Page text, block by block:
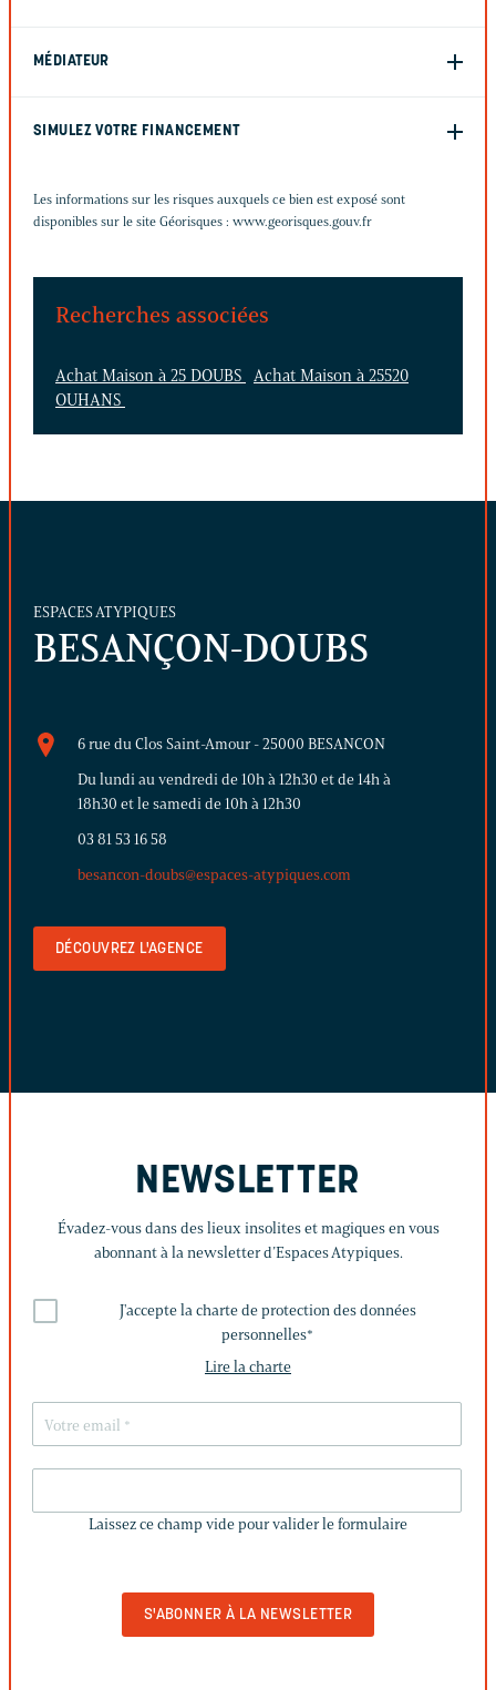
MÉDIATEUR
SIMULEZ VOTRE FINANCEMENT
Les informations sur les risques auxquels ce bien est exposé sont
disponibles sur le site Géorisques : www.georisques.gouv.fr
Recherches associées
Achat Maison à 25 DOUBS
Achat Maison à 25520
OUHANS
ESPACES ATYPIQUES
BESANÇON-DOUBS
6 rue du Clos Saint-Amour - 25000 BESANCON
Du lundi au vendredi de 10h à 12h30 et de 14h à
18h30 et le samedi de 10h à 12h30
03 81 53 16 58
besancon-doubs@espaces-atypiques.com
DÉCOUVREZ L'AGENCE
NEWSLETTER
Évadez-vous dans des lieux insolites et magiques en vous
abonnant à la newsletter d’Espaces Atypiques.
J'accepte la charte de protection des données
personnelles*
Lire la charte
CHAMP
Laissez ce champ vide pour valider le formulaire